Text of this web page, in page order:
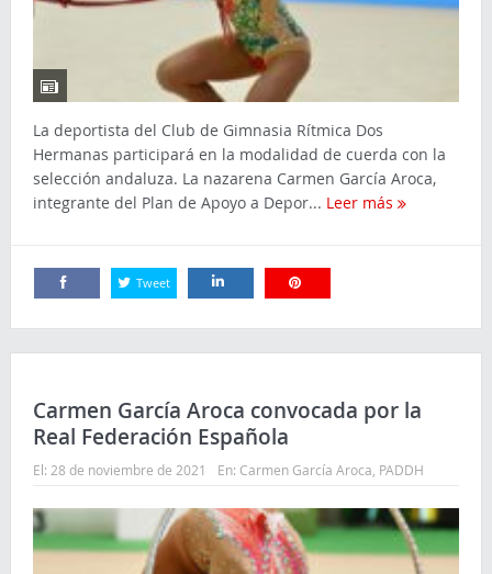
La deportista del Club de Gimnasia Rítmica Dos
Hermanas participará en la modalidad de cuerda con la
selección andaluza. La nazarena Carmen García Aroca,
integrante del Plan de Apoyo a Depor... Leer más
Tweet
Carmen García Aroca convocada por la
Real Federación Española
El: 28 de noviembre de 2021 En: Carmen García Aroca PADDH